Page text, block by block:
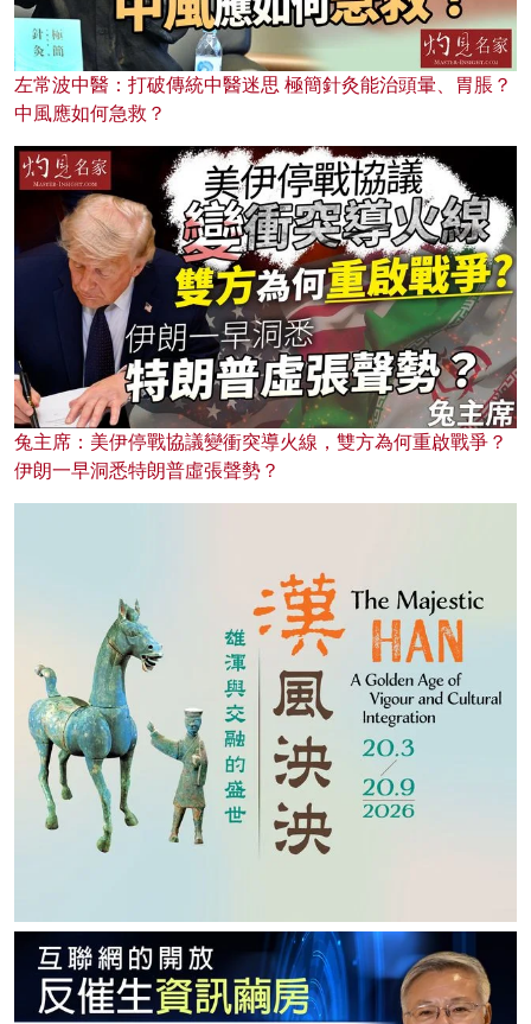
左常波中醫：打破傳統中醫迷思 極簡針灸能治頭暈、胃脹？
中風應如何急救？
兔主席：美伊停戰協議變衝突導火線，雙方為何重啟戰爭？
伊朗一早洞悉特朗普虛張聲勢？